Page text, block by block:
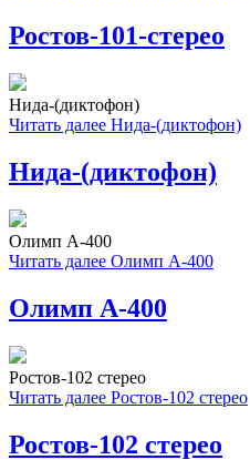
Ростов-101-стерео
Нида-(диктофон)
Читать далее Нида-(диктофон)
Нида-(диктофон)
Олимп А-400
Читать далее Олимп А-400
Олимп А-400
Ростов-102 стерео
Читать далее Ростов-102 стерео
Ростов-102 стерео